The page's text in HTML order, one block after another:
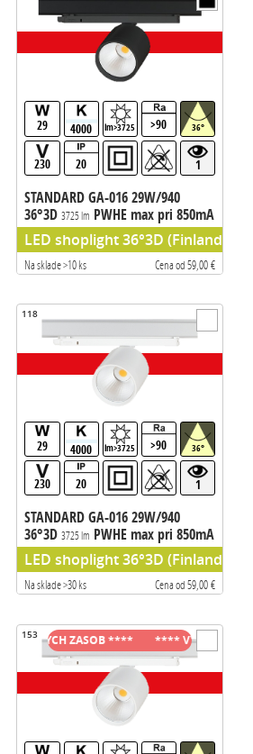
signify
PW HE (Philips chip) predradnik
29 4000 lm>3725 >90 36°
230 20 1
STANDARD GA-016 29W/940
36°3D3725 lm PWHE max pri 850mA
133m/W
LED shoplight 36°3D (Finland),
Na sklade >10 ks Cena od 59,00 €
HE (Philips chip) predradnik TCI
118
29 4000 lm>3725 >90 36°
230 20 1
STANDARD GA-016 29W/940
36°3D3725 lm PWHE max pri 850mA
133m/W
LED shoplight 36°3D (Finland),
Na sklade >30 ks Cena od 59,00 €
ZASOB **** **** VYPREDAJ
153 ZASOB **** **** VYPREDAJ